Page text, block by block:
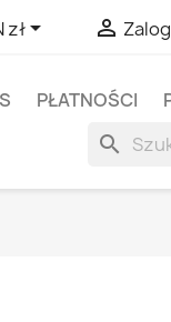
zł 
PŁATNOŚCI
search